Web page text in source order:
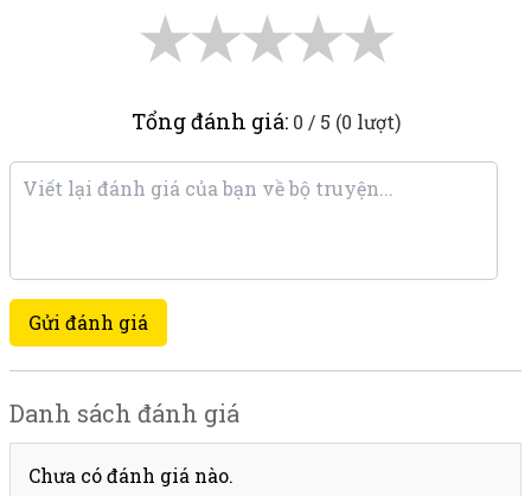
★
★
★
★
★
Tổng đánh giá: 0 / 5 (0 lượt)
Gửi đánh giá
Danh sách đánh giá
Chưa có đánh giá nào.